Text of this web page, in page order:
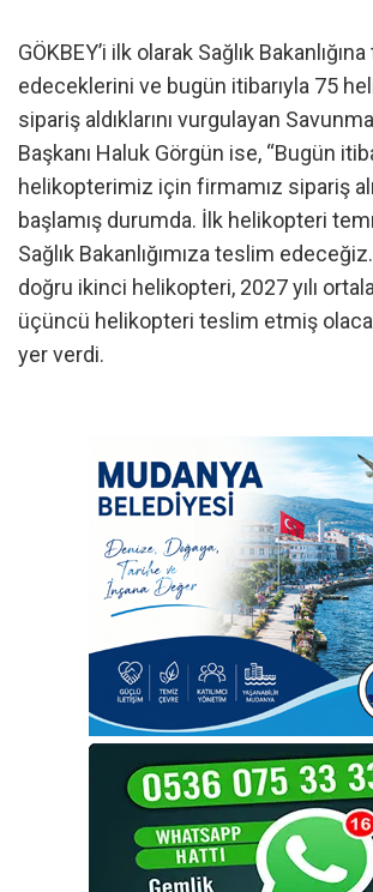
GÖKBEY’i ilk olarak Sağlık
edeceklerini ve bugün itibarıyla 75
sipariş aldıklarını vurgulayan
Başkanı Haluk Görgün ise, “Bugün
helikopterimiz için firmamız sipariş
başlamış durumda. İlk helikopteri
Sağlık Bakanlığımıza teslim
doğru ikinci helikopteri, 2027 yılı
üçüncü helikopteri teslim etmiş
yer verdi.